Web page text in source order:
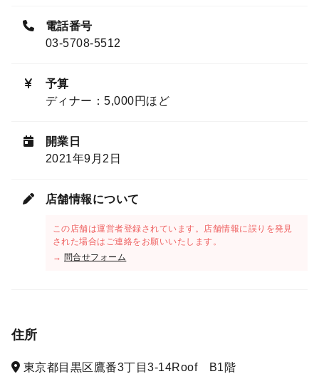
電話番号
03-5708-5512
予算
ディナー：5,000円ほど
開業日
2021年9月2日
店舗情報について
この店舗は運営者登録されています。店舗情報に誤りを発見
された場合はご連絡をお願いいたします。
→ 問合せフォーム
住所
東京都目黒区鷹番3丁目3-14Roof B1階